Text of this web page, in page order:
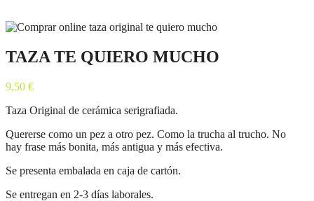
TAZA TE QUIERO MUCHO
9,50 €
Taza Original de cerámica serigrafiada.
Quererse como un pez a otro pez. Como la trucha al trucho. No
hay frase más bonita, más antigua y más efectiva.
Se presenta embalada en caja de cartón.
Se entregan en 2-3 días laborales.